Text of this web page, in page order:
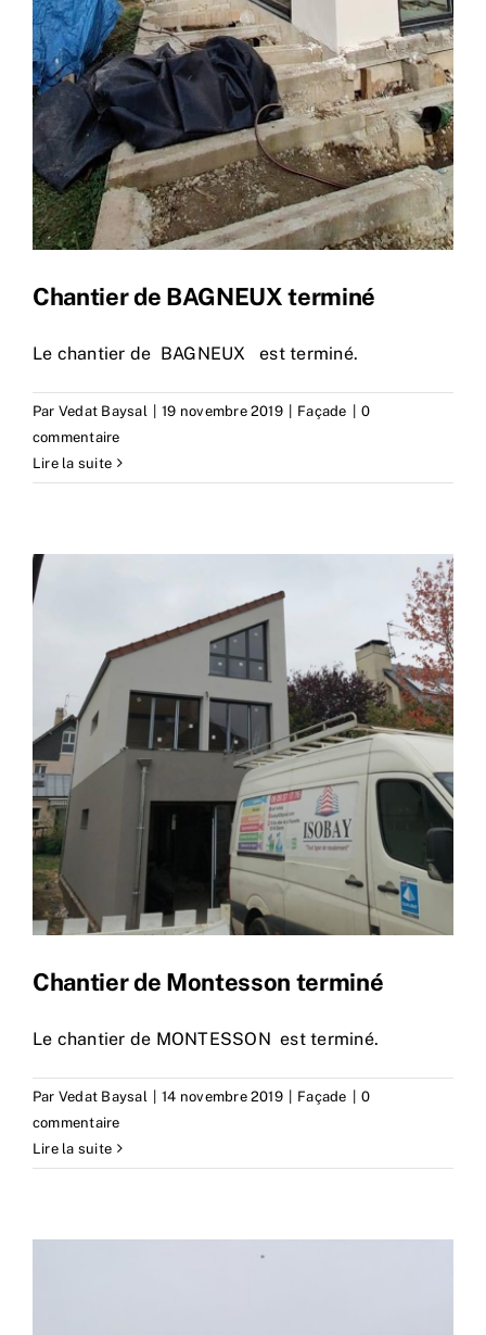
Chantier de BAGNEUX terminé
Le chantier de BAGNEUX est terminé.
Par Vedat Baysal | 19 novembre 2019 | Façade | 0
commentaire
Lire la suite
Chantier de Montesson terminé
Le chantier de MONTESSON est terminé.
Par Vedat Baysal 14 novembre 2019 Façade
0
commentaire
Lire la suite